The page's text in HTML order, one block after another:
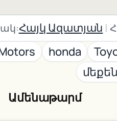
Հայկ Ազատյան |
honda
Ամենաթարմ